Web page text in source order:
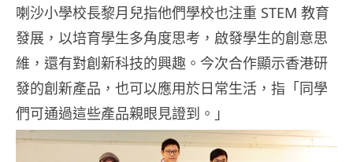
喇沙小學校長黎月兒指他們學校也注重 STEM 教育
發展，以培育學生多角度思考，啟發學生的創意思
維，還有對創新科技的興趣。今次合作顯示香港研
發的創新產品，也可以應用於日常生活，指「同學
們可通過這些產品親眼見證到。」